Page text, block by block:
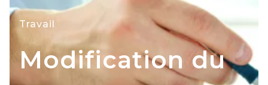
Travail
Modification du